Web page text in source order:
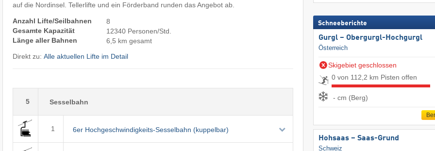
auf die Nordinsel. Tellerlifte und ein Förderband runden das Angebot ab.
Anzahl Lifte/Seilbahnen
8
Gesamte Kapazität
12340 Personen/Std.
Länge aller Bahnen
6,5 km gesamt
Direkt zu: Alle aktuellen Lifte im Detail
5 Sesselbahn
1 6er Hochgeschwindigkeits-Sesselbahn (kuppelbar)
Schneeberichte
Gurgl – Obergurgl-Hochgurgl
Österreich
Skigebiet geschlossen
0 von 112,2 km Pisten offen
- cm (Berg)
Hohsaas – Saas-Grund
Schweiz